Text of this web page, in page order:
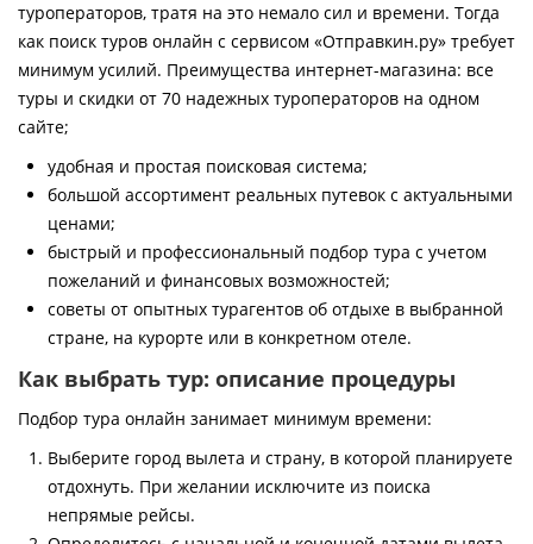
туроператоров, тратя на это немало сил и времени. Тогда
как поиск туров онлайн с сервисом «Отправкин.ру» требует
минимум усилий. Преимущества интернет-магазина: все
туры и скидки от 70 надежных туроператоров на одном
сайте;
удобная и простая поисковая система;
большой ассортимент реальных путевок с актуальными
ценами;
быстрый и профессиональный подбор тура с учетом
пожеланий и финансовых возможностей;
советы от опытных турагентов об отдыхе в выбранной
стране, на курорте или в конкретном отеле.
Как выбрать тур: описание процедуры
Подбор тура онлайн занимает минимум времени:
Выберите город вылета и страну, в которой планируете
отдохнуть. При желании исключите из поиска
непрямые рейсы.